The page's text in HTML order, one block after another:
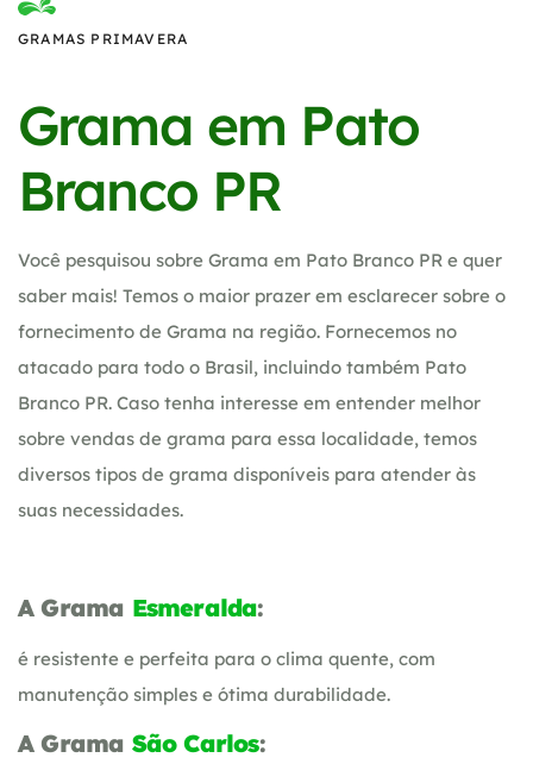
GRAMAS PRIMAVERA
Grama em Pato
Branco PR
Você pesquisou sobre Grama em Pato Branco PR e quer
saber mais! Temos o maior prazer em esclarecer sobre o
fornecimento de Grama na região. Fornecemos no
atacado para todo o Brasil, incluindo também Pato
Branco PR. Caso tenha interesse em entender melhor
sobre vendas de grama para essa localidade, temos
diversos tipos de grama disponíveis para atender às
suas necessidades.
A Grama Esmeralda:
é resistente e perfeita para o clima quente, com
manutenção simples e ótima durabilidade.
A Grama São Carlos: